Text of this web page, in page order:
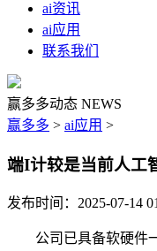
ai资讯
ai应用
联系我们
赢多多动态 NEWS
赢多多 > ai应用 >
端I计较是当前人工
发布时间：2025-07-14
公司已具备软硬件一